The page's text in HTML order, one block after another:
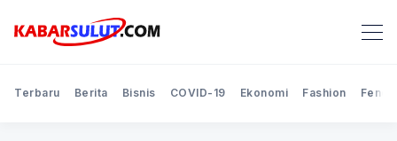
Terbaru Berita Bisnis COVID-19 Ekonomi Fashion